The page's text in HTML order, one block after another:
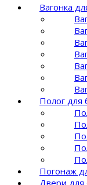
Вагонка
Полог для
Погонаж
Двери для